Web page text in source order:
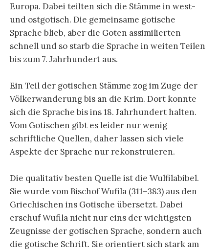
Europa. Dabei teilten sich die Stämme in west-
und ostgotisch. Die gemeinsame gotische
Sprache blieb, aber die Goten assimilierten
schnell und so starb die Sprache in weiten Teilen
bis zum 7. Jahrhundert aus.
Ein Teil der gotischen Stämme zog im Zuge der
Völkerwanderung bis an die Krim. Dort konnte
sich die Sprache bis ins 18. Jahrhundert halten.
Vom Gotischen gibt es leider nur wenig
schriftliche Quellen, daher lassen sich viele
Aspekte der Sprache nur rekonstruieren.
Die qualitativ besten Quelle ist die Wulfilabibel.
Sie wurde vom Bischof Wufila (311–383) aus den
Griechischen ins Gotische übersetzt. Dabei
erschuf Wufila nicht nur eins der wichtigsten
Zeugnisse der gotischen Sprache, sondern auch
die gotische Schrift. Sie orientiert sich stark am